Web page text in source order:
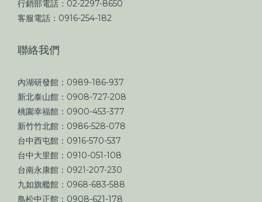
行銷部電話：02-2297-8650
客服電話：0916-254-182
聯絡我們
內湖研發館：0989-186-937
新北泰山館：0908-727-208
桃園幸福館：0900-453-377
新竹竹北館：0986-528-078
台中西屯館：0916-570-537
台中大里館：0910-051-108
台南永康館：0921-207-230
九如旗艦館：0968-683-588
鳥松中正館：0908-621-178